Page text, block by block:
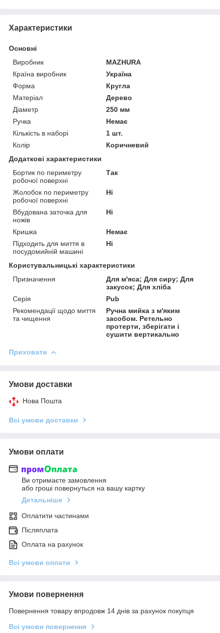
Характеристики
Основні
Виробник
MAZHURA
Країна виробник
Україна
Форма
Кругла
Матеріал
Дерево
Діаметр
250 мм
Ручка
Немає
Кількість в наборі
1 шт.
Колір
Коричневий
Додаткові характеристики
Бортик по периметру
робочої поверхні
Так
Жолобок по периметру
робочої поверхні
Ні
Вбудована заточка для
ножів
Ні
Кришка
Немає
Підходить для миття в
посудомийній машині
Ні
Користувальницькі характеристики
Призначення
Для м'яса; Для сиру; Для
закусок; Для хліба
Серія
Pub
Рекомендації щодо миття
та чищення
Ручна мийка з м'яким
засобом. Ретельно
протерти, зберігати і
сушити вертикально
Приховати
Умови доставки
Нова Пошта
Всі умови доставки
Умови оплати
Ви отримаєте замовлення
або гроші повернуться на вашу картку
Детальніше
Оплатити частинами
Післяплата
Оплата на рахунок
Всі умови оплати
Умови повернення
Повернення товару впродовж 14 днів за рахунок покупця
Всі умови повернення